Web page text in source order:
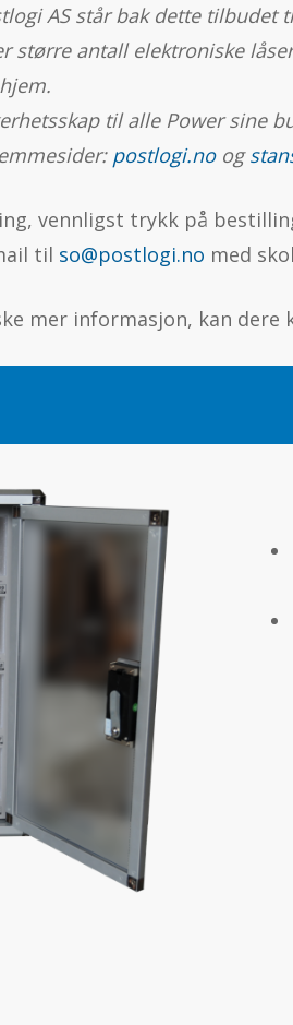
AS står bak dette tilbudet
større antall elektroniske
til alle Power sine
postlogi.noog
vennligst trykk på
til so@postlogi.no med
mer informasjon, kan dere